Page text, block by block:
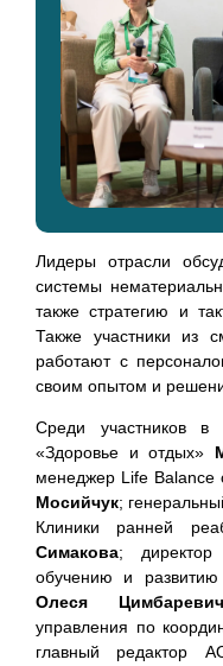
Лидеры отрасли
системы
также стратегию и
Также участники из
работают с
своим опытом и
Среди участников в
«Здоровье и отдых»
менеджер Life Balance
Мосийчук;
Клиники ранней
Симакова; директор
обучению и
Олеся Цимбаревич
управления по
главный редактор